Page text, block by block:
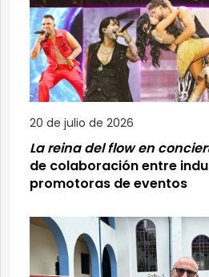
20 de julio de 2026
La reina del flow en
de colaboración entre
promotoras de eventos